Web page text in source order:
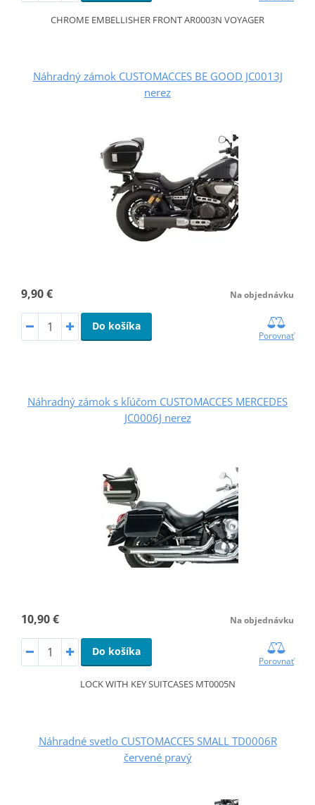
CHROME EMBELLISHER FRONT AR0003N VOYAGER
Náhradný zámok CUSTOMACCES BE GOOD JC0013J
nerez
9,90 € Na objednávku
Do košíka
Porovnať
Náhradný zámok s kľúčom CUSTOMACCES MERCEDES
JC0006J nerez
10,90 € Na objednávku
Do košíka
Porovnať
LOCK WITH KEY SUITCASES MT0005N
Náhradné svetlo CUSTOMACCES SMALL TD0006R
červené pravý